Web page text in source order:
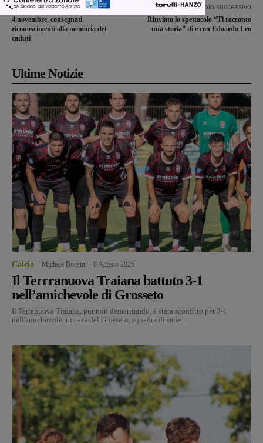
Articolo precedente
4 novembre, consegnati
riconoscimenti alla memoria dei
caduti
Articolo successivo
Rinviato lo spettacolo “Ti racconto
una storia” di e con Edoardo Leo
Ultime Notizie
Calcio Michele Bossini 8 Agosto 2026
Il Terrranuova Traiana battuto 3-1
nell’amichevole di Grosseto
Il Terranuova Traiana, pur non demeritando, è stata sconfitto per 3-1
nell'amichevole in casa del Grosseto, squadra di serie...